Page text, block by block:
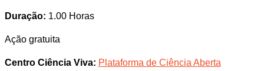
Duração: 1.00 Horas
Ação gratuita
Centro Ciência Viva: Plataforma de Ciência Aberta